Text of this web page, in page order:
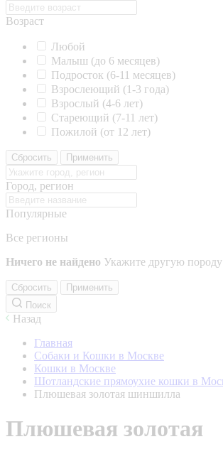
Возраст
Любой
Малыш (до 6 месяцев)
Подросток (6-11 месяцев)
Взрослеющий (1-3 года)
Взрослый (4-6 лет)
Стареющий (7-11 лет)
Пожилой (от 12 лет)
Сбросить Применить
Город, регион
Популярные
Все регионы
Ничего не найдено Укажите другую породу
Сбросить
Применить
Поиск
Назад
Главная
Собаки и Кошки в Москве
Кошки в Москве
Шотландские прямоухие кошки в
Плюшевая золотая шиншилла
Плюшевая золотая